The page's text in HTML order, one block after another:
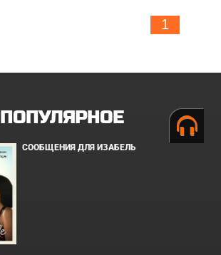
1
ПОПУЛЯРНОЕ
СООБЩЕНИЯ ДЛЯ ИЗАБЕЛЬ